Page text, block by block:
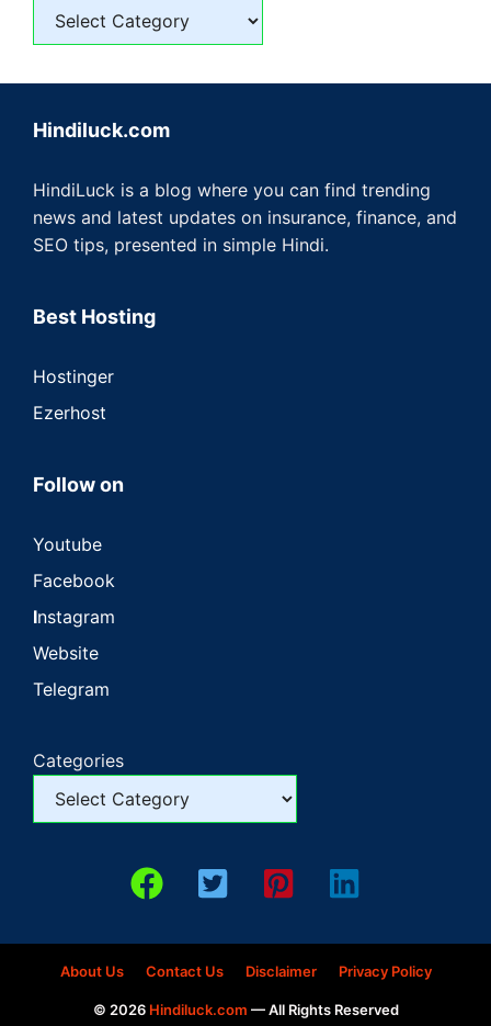
Hindiluck.com
HindiLuck is a blog where you can find trending
news and latest updates on insurance, finance, and
SEO tips, presented in simple Hindi.
Best Hosting
Hostinger
Ezerhost
Follow on
Youtube
Facebook
Instagram
Website
Telegram
Categories
About Us Contact Us Disclaimer Privacy Policy
© 2026 Hindiluck.com — All Rights Reserved